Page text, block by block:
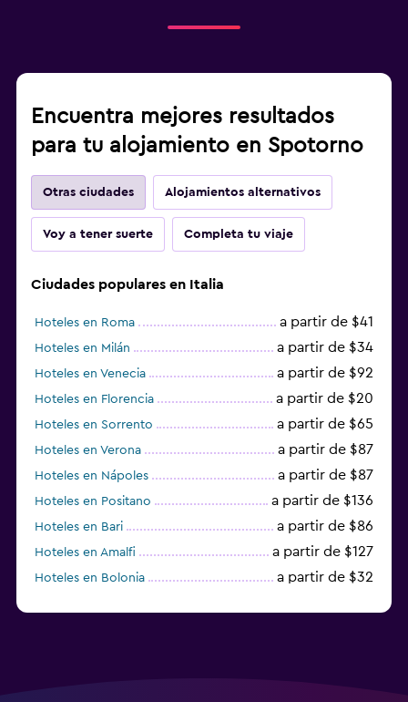
Encuentra mejores resultados
para tu alojamiento en Spotorno
Otras ciudades Alojamientos alternativos
Voy a tener suerte Completa tu viaje
Ciudades populares en Italia
Hoteles en Roma a partir de $41
Hoteles en Milán a partir de $34
Hoteles en Venecia a partir de $92
Hoteles en Florencia a partir de $20
Hoteles en Sorrento a partir de $65
Hoteles en Verona a partir de $87
Hoteles en Nápoles a partir de $87
Hoteles en Positano a partir de $136
Hoteles en Bari a partir de $86
Hoteles en Amalfi a partir de $127
Hoteles en Bolonia a partir de $32